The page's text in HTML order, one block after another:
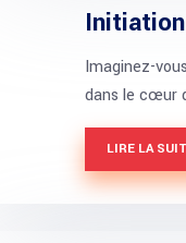
Imaginez-
dans le cœur
LIRE LA